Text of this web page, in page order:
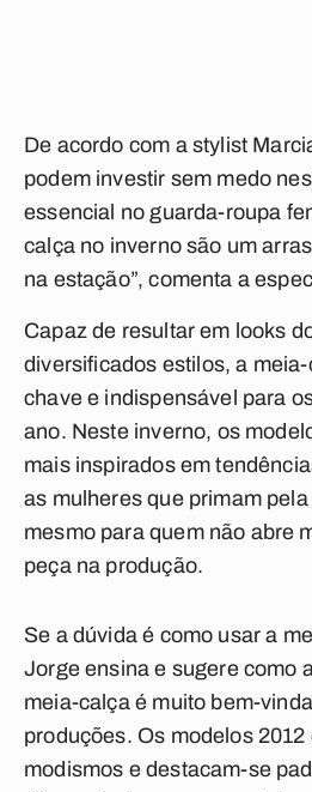
De acordo com a stylist
podem investir sem medo
essencial no guarda-roupa
calça no inverno são um
na estação”, comenta a
Capaz de resultar em looks
diversificados estilos, a
chave e indispensável para
ano. Neste inverno, os
mais inspirados em
as mulheres que primam
mesmo para quem não abre
peça na produção.
Se a dúvida é como usar a
Jorge ensina e sugere como
meia-calça é muito bem-
produções. Os modelos 2012
modismos e destacam-se